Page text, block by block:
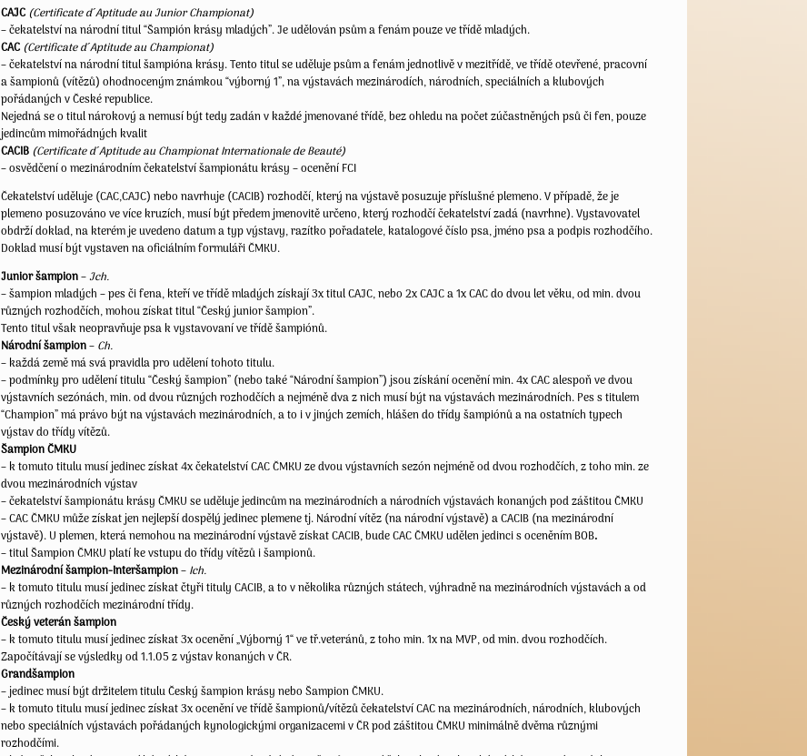
CAJC (Certificate d´Aptitude au Junior Championat)
– čekatelství na národní titul “Šampión krásy mladých”. Je udělován psům a fenám pouze ve třídě mladých.
CAC (Certificate d´Aptitude au Championat)
– čekatelství na národní titul šampióna krásy. Tento titul se uděluje psům a fenám jednotlivě v mezitřídě, ve třídě otevřené, pracovní
a šampionů (vítězů) ohodnoceným známkou “výborný 1”, na výstavách mezinárodích, národních, speciálních a klubových
pořádaných v České republice.
Nejedná se o titul nárokový a nemusí být tedy zadán v každé jmenované třídě, bez ohledu na počet zúčastněných psů či fen, pouze
jedincům mimořádných kvalit
CACIB (Certificate d´Aptitude au Championat Internationale de Beauté)
– osvědčení o mezinárodním čekatelství šampionátu krásy – ocenění FCI
Čekatelství uděluje (CAC,CAJC) nebo navrhuje (CACIB) rozhodčí, který na výstavě posuzuje příslušné plemeno. V případě, že je
plemeno posuzováno ve více kruzích, musí být předem jmenovitě určeno, který rozhodčí čekatelství zadá (navrhne). Vystavovatel
obdrží doklad, na kterém je uvedeno datum a typ výstavy, razítko pořadatele, katalogové číslo psa, jméno psa a podpis rozhodčího.
Doklad musí být vystaven na oficiálním formuláři ČMKU.
Junior šampion–Jch.
– šampion mladých – pes či fena, kteří ve třídě mladých získají 3x titul CAJC, nebo 2x CAJC a 1x CAC do dvou let věku, od min. dvou
různých rozhodčích, mohou získat titul “Český junior šampion”.
Tento titul však neopravňuje psa k vystavovaní ve třídě šampiónů.
Národní šampion– Ch.
– každá země má svá pravidla pro udělení tohoto titulu.
– podmínky pro udělení titulu “Český šampion” (nebo také “Národní šampion”) jsou získání ocenění min. 4x CAC alespoň ve dvou
výstavních sezónách, min. od dvou různých rozhodčích a nejméně dva z nich musí být na výstavách mezinárodních. Pes s titulem
“Champion” má právo být na výstavách mezinárodních, a to i v jiných zemích, hlášen do třídy šampiónů a na ostatních typech
výstav do třídy vítězů.
Šampion ČMKU
– k tomuto titulu musí jedinec získat 4x čekatelství CAC ČMKU ze dvou výstavních sezón nejméně od dvou rozhodčích, z toho min. ze
dvou mezinárodních výstav
– čekatelství šampionátu krásy ČMKU se uděluje jedincům na mezinárodních a národních výstavách konaných pod záštitou ČMKU
– CAC ČMKU může získat jen nejlepší dospělý jedinec plemene tj. Národní vítěz (na národní výstavě) a CACIB (na mezinárodní
výstavě). U plemen, která nemohou na mezinárodní výstavě získat CACIB, bude CAC ČMKU udělen jedinci s oceněním BOB.
– titul Šampion ČMKU platí ke vstupu do třídy vítězů i šampionů.
Mezinárodní šampion-Interšampion– Ich.
– k tomuto titulu musí jedinec získat čtyři tituly CACIB, a to v několika různých státech, výhradně na mezinárodních výstavách a od
různých rozhodčích mezinárodní třídy.
Český veterán šampion
– k tomuto titulu musí jedinec získat 3x ocenění „Výborný 1“ ve tř.veteránů, z toho min. 1x na MVP, od min. dvou rozhodčích.
Započítávají se výsledky od 1.1.05 z výstav konaných v ČR.
Grandšampion
– jedinec musí být držitelem titulu Český šampion krásy nebo Šampion ČMKU.
– k tomuto titulu musí jedinec získat 3x ocenění ve třídě šampionů/vítězů čekatelství CAC na mezinárodních, národních, klubových
nebo speciálních výstavách pořádaných kynologickými organizacemi v ČR pod záštitou ČMKU minimálně dvěma různými
rozhodčími.